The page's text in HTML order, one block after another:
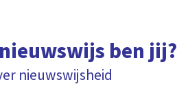
ben jij?
nieuwswijsheid